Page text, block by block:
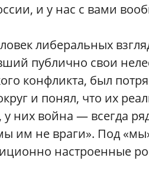
и у нас с вами
либеральных
публично свои
конфликта, был
и понял, что их
них война — всегда
им не враги». Под
настроенные